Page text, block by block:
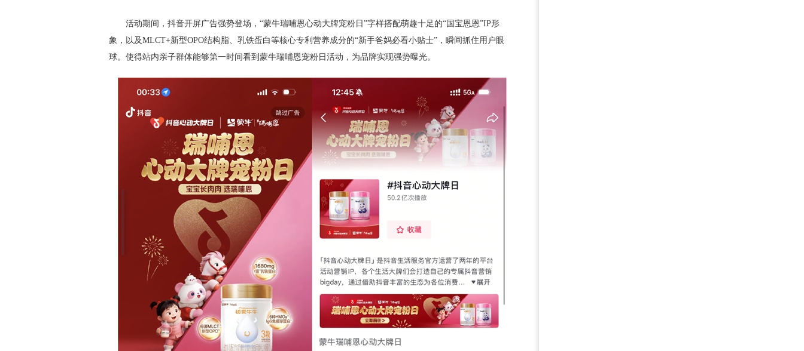
活动期间，抖音开屏广告强势登场，“蒙牛瑞哺恩心动大牌宠粉日”字样搭配萌趣十足的“国宝恩恩”IP形
象，以及MLCT+新型OPO结构脂、乳铁蛋白等核心专利营养成分的“新手爸妈必看小贴士”，瞬间抓住用户眼
球。使得站内亲子群体能够第一时间看到蒙牛瑞哺恩宠粉日活动，为品牌实现强势曝光。